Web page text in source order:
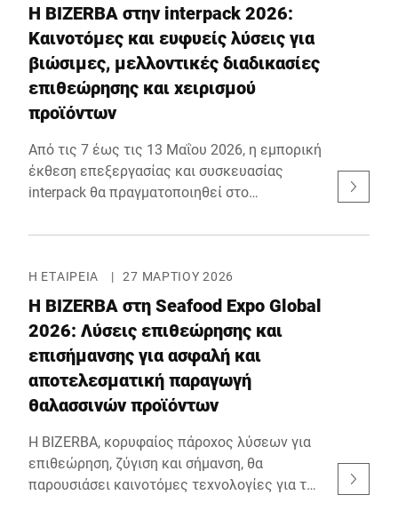
Η BIZERBA στην interpack 2026:
Καινοτόμες και ευφυείς λύσεις για
βιώσιμες, μελλοντικές διαδικασίες
επιθεώρησης και χειρισμού
προϊόντων
Από τις 7 έως τις 13 Μαΐου 2026, η εμπορική
έκθεση επεξεργασίας και συσκευασίας
interpack θα πραγματοποιηθεί στο
η BIZERBA θα παρουσιάσει
της γραμμής, καθώς και ολοκληρωμένα
συστήματα ελέγχου σε ένα μεγάλο
επαγγελματικό κοινό. Η BIZERBA θα
βρίσκεται στην αίθουσα 14, περίπτερο C55.
Η ΕΤΑΙΡΕΊΑ | 27 ΜΑΡΤΊΟΥ 2026
Η BIZERBA στη Seafood Expo Global
2026: Λύσεις επιθεώρησης και
επισήμανσης για ασφαλή και
αποτελεσματική παραγωγή
θαλασσινών προϊόντων
Η BIZERBA, κορυφαίος πάροχος λύσεων για
επιθεώρηση, ζύγιση και σήμανση, θα
παρουσιάσει καινοτόμες τεχνολογίες για την